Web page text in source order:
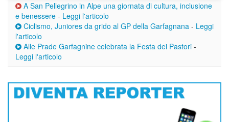
A San Pellegrino in Alpe una giornata di cultura, inclusione
e benessere - Leggi l'articolo
Ciclismo, Juniores da grido al GP della Garfagnana - Leggi
l'articolo
Alle Prade Garfagnine celebrata la Festa dei Pastori -
Leggi l'articolo